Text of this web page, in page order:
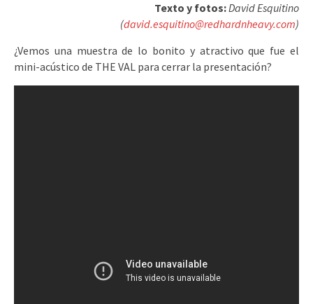
Texto y fotos:David Esquitino
(david.esquitino@redhardnheavy.com)
¿Vemos una muestra de lo bonito y atractivo que fue el
mini-acústico de THE VAL para cerrar la presentación?